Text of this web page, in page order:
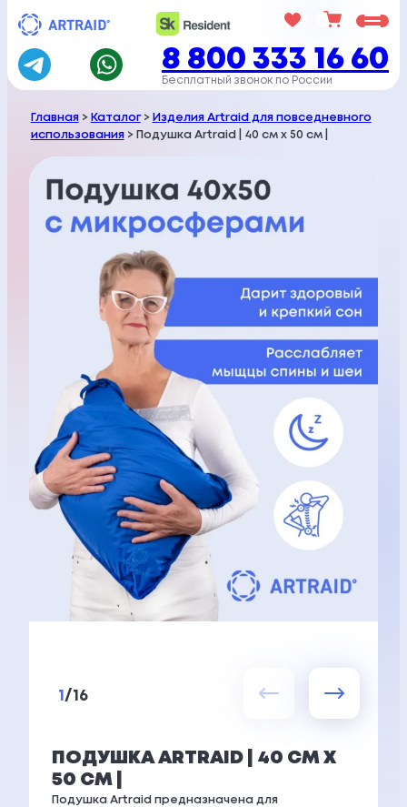
Перейти
содержимому
8 800 333 16 60
Бесплатный звонок по России
Главная> Каталог> Изделия Artraid для повседневного
использования> Подушка Artraid | 40 см х 50 см |
1 / 16
ПОДУШКА ARTRAID | 40 СМ Х
50 СМ |
Подушка Artraid предназначена для